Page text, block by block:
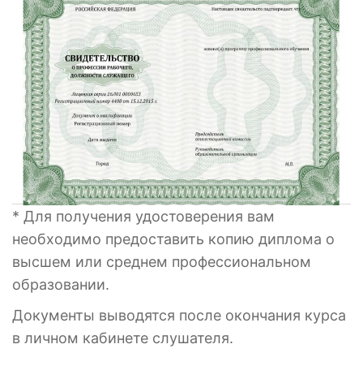
* Для получения удостоверения вам
необходимо предоставить копию диплома о
высшем или среднем профессиональном
образовании.
Документы выводятся после окончания курса
в личном кабинете слушателя.